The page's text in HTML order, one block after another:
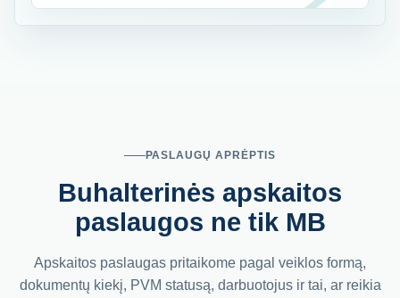
PASLAUGŲ APRĖPTIS
Buhalterinės apskaitos
paslaugos ne tik MB
Apskaitos paslaugas pritaikome pagal veiklos formą,
dokumentų kiekį, PVM statusą, darbuotojus ir tai, ar reikia